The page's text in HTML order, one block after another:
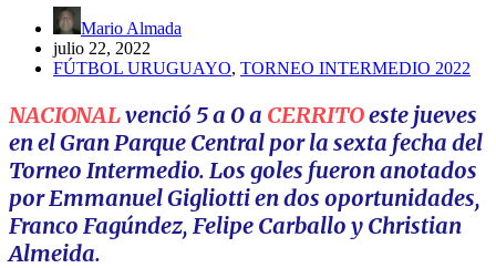
Mario Almada
julio 22, 2022
FÚTBOL URUGUAYO, TORNEO INTERMEDIO 2022
NACIONALvenció 5 a 0 a CERRITOeste jueves
en el Gran Parque Central por la sexta fecha del
Torneo Intermedio. Los goles fueron anotados
por Emmanuel Gigliotti en dos oportunidades,
Franco Fagúndez, Felipe Carballo y Christian
Almeida.